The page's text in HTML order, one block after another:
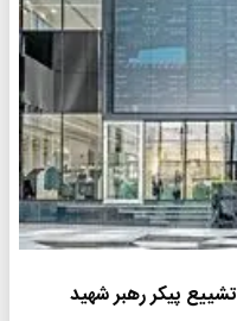
تشییع پیکر رهبر شهید